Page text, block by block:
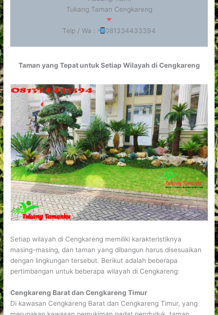
Tukang Taman Cengkareng
Telp / Wa : 081334433394
Taman yang Tepat untuk Setiap Wilayah di Cengkareng
Setiap wilayah di Cengkareng memiliki karakteristiknya
masing-masing, dan taman yang dibangun harus disesuaikan
dengan lingkungan tersebut. Berikut adalah beberapa
pertimbangan untuk beberapa wilayah di Cengkareng:
Cengkareng Barat dan Cengkareng Timur
Di kawasan Cengkareng Barat dan Cengkareng Timur, yang